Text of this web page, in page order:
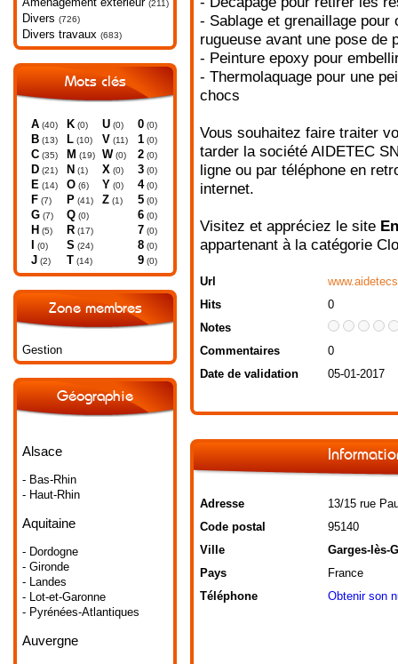
(211)
Divers (726)
Divers travaux (683)
Mots clés
A (40)
B (13)
C (35)
D (21)
E (14)
F (7)
G (7)
H (5)
(0)
J (2)
K (0)
L (10)
M (19)
N (1)
O (6)
P (41)
Q (0)
R (17)
S (24)
T (14)
U (0)
V (11)
W (0)
X (0)
Y (0)
Z (1)
0 (0)
1 (0)
2 (0)
3 (0)
4(0)
5 (0)
6 (0)
7 (0)
8 (0)
9 (0)
Zone membres
Gestion
Géographie
Alsace
- Bas-Rhin
- Haut-Rhin
Aquitaine
- Dordogne
- Gironde
- Landes
- Lot-et-Garonne
- Pyrénées-Atlantiques
Auvergne
- Sablage et grenaillage
rugueuse avant une pose de
- Peinture epoxy pour
- Thermolaquage pour une
chocs
Vous souhaitez faire traiter
tarder la société AIDETEC
ligne ou par téléphone en
internet.
Visitez et appréciez le site
appartenant à la catégorie
Url
Hits
0
Notes
Commentaires
0
Date de validation
05-01-2017
Adresse
13/15 rue
Code postal
95140
Ville
Garges-lès-
Pays
France
Téléphone
Obtenir son